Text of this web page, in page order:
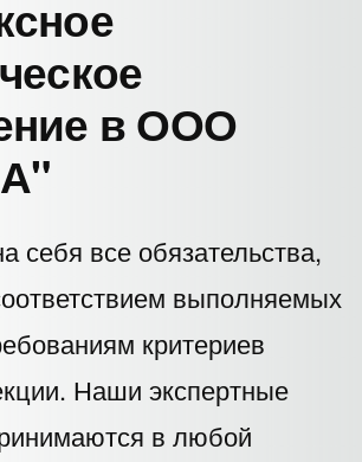
вООО
все обязательства,
выполняемых
критериев
Наши экспертные
в любой